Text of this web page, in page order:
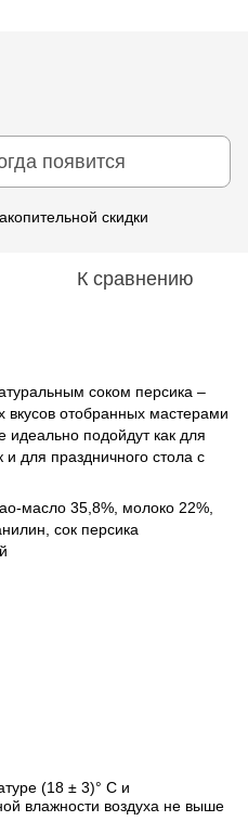
появится
скидки
К сравнению
соком персика –
отобранных мастерами
подойдут как для
и для праздничного стола с
масло 35,8%, молоко 22%,
сок персика
(18 ± 3)° С и
влажности воздуха не выше